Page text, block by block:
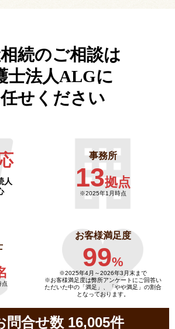
続のご相談は
士法人ALGに
せください
人
事務所
13拠点
※2025年1月時点
お客様満足度
99%
※2025年4月～2026年3月末まで
※お客様満足度は弊所アンケートにご回答い
ただいた中の「満足」、「やや満足」の割合
となっております。
問合せ数 16,005件